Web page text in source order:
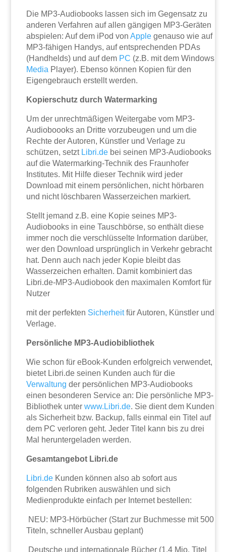
Die MP3-Audiobooks lassen sich im Gegensatz zu
anderen Verfahren auf allen gängigen MP3-Geräten
abspielen: Auf dem iPod vonApple genauso wie auf
MP3-fähigen Handys, auf entsprechenden PDAs
(Handhelds) und auf dem PC (z.B. mit dem Windows
Media Player). Ebenso können Kopien für den
Eigengebrauch erstellt werden.
Kopierschutz durch Watermarking
Um der unrechtmäßigen Weitergabe vom MP3-
Audioboooks an Dritte vorzubeugen und um die
Rechte der Autoren, Künstler und Verlage zu
schützen, setzt Libri.de bei seinen MP3-Audiobooks
auf die Watermarking-Technik des Fraunhofer
Institutes. Mit Hilfe dieser Technik wird jeder
Download mit einem persönlichen, nicht hörbaren
und nicht löschbaren Wasserzeichen markiert.
Stellt jemand z.B. eine Kopie seines MP3-
Audiobooks in eine Tauschbörse, so enthält diese
immer noch die verschlüsselte Information darüber,
wer den Download ursprünglich in Verkehr gebracht
hat. Denn auch nach jeder Kopie bleibt das
Wasserzeichen erhalten. Damit kombiniert das
Libri.de-MP3-Audiobook den maximalen Komfort für
Nutzer
mit der perfekten Sicherheitfür Autoren, Künstler und
Verlage.
Persönliche MP3-Audiobibliothek
Wie schon für eBook-Kunden erfolgreich verwendet,
bietet Libri.de seinen Kunden auch für die
Verwaltung der persönlichen MP3-Audiobooks
einen besonderen Service an: Die persönliche MP3-
Bibliothek unterwww.Libri.de. Sie dient dem Kunden
als Sicherheit bzw. Backup, falls einmal ein Titel auf
dem PC verloren geht. Jeder Titel kann bis zu drei
Mal heruntergeladen werden.
Gesamtangebot Libri.de
Libri.de Kunden können also ab sofort aus
folgenden Rubriken auswählen und sich
Medienprodukte einfach per Internet bestellen:
 NEU: MP3-Hörbücher (Start zur Buchmesse mit 500
Titeln, schneller Ausbau geplant)
 Deutsche und internationale Bücher (1,4 Mio. Titel